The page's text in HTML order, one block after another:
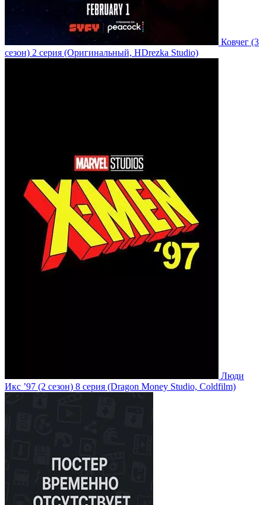
Ковчег (3
сезон) 2 серия (Оригинальный, HDrezka Studio)
Люди
Икс ’97 (2 сезон) 8 серия (Dragon Money Studio, Coldfilm)